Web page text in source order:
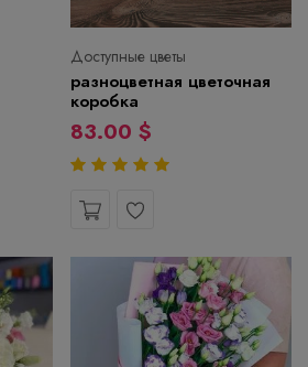
Доступные цветы
разноцветная цветочная
коробка
83.00 $